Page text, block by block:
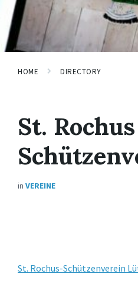
HOME DIRECTORY
St. Rochus
in VEREINE
St. Rochus-Schützenverein